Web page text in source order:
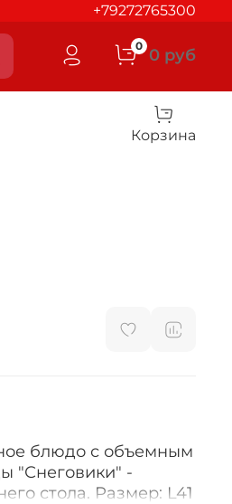
+79272765300
0 0 руб
Корзина
блюдо с объемным
"Снеговики" -
стола. Размер: L41